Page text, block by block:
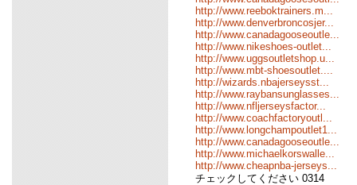
http://www.reeboktrainers.m...
http://www.denverbroncosjer...
http://www.canadagooseoutle...
http://www.nikeshoes-outlet...
http://www.uggsoutletshop.u...
http://www.mbt-shoesoutlet....
http://wizards.nbajerseysst...
http://www.raybansunglasses...
http://www.nfljerseysfactor...
http://www.coachfactoryoutl...
http://www.longchampoutlet1...
http://www.canadagooseoutle...
http://www.michaelkorswalle...
http://www.cheapnba-jerseys...
チェックしてください 0314